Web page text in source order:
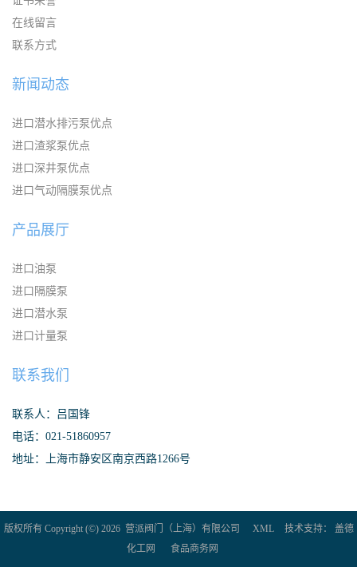
在线留言
联系方式
新闻动态
进口潜水排污泵优点
进口渣浆泵优点
进口深井泵优点
进口气动隔膜泵优点
产品展厅
进口油泵
进口隔膜泵
进口潜水泵
进口计量泵
联系我们
联系人：吕国锋
电话：021-51860957
地址：上海市静安区南京西路1266号
版权所有 Copyright (©) 2026 营派阀门（上海）有限公司 XML 技术支持：
盖德
化工网
食品商务网